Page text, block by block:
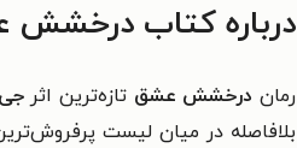
درباره کتاب
رمان درخشش عشق تازه‌ترین اثر
بلافاصله در میان لیست